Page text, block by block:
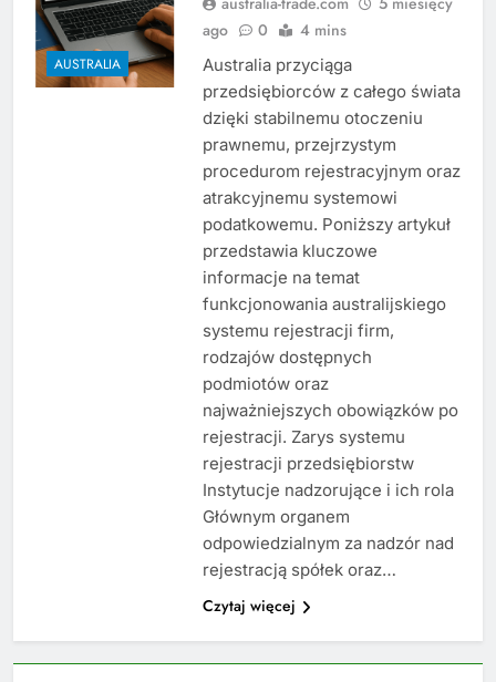
AUSTRALIA
ago
0 4 mins
Australia przyciąga
przedsiębiorców z całego świata
dzięki stabilnemu otoczeniu
prawnemu, przejrzystym
procedurom rejestracyjnym oraz
atrakcyjnemu systemowi
podatkowemu. Poniższy artykuł
przedstawia kluczowe
informacje na temat
funkcjonowania australijskiego
systemu rejestracji firm,
rodzajów dostępnych
podmiotów oraz
najważniejszych obowiązków po
rejestracji. Zarys systemu
rejestracji przedsiębiorstw
Instytucje nadzorujące i ich rola
Głównym organem
odpowiedzialnym za nadzór nad
rejestracją spółek oraz…
Czytaj więcej